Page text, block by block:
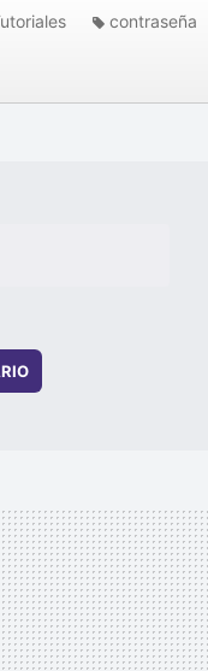
contraseña